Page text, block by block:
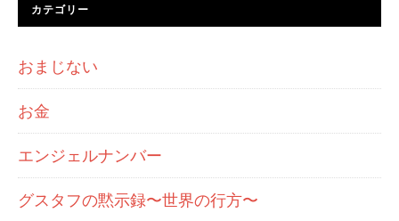
カテゴリー
おまじない
お金
エンジェルナンバー
グスタフの黙示録〜世界の行方〜